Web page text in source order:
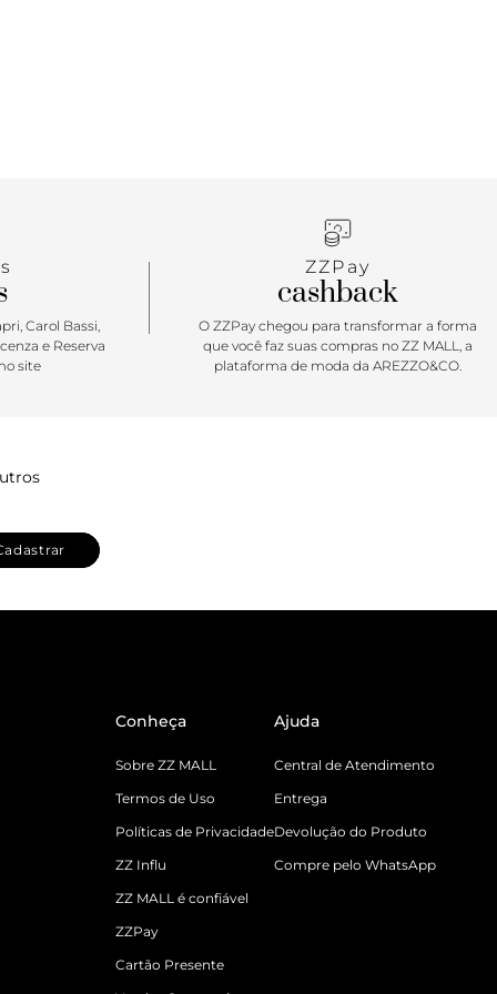
Carol Bassi,
e Reserva
site
ZZPay
cashback
O ZZPay chegou para transformar a forma
que você faz suas compras no ZZ MALL, a
plataforma de moda da AREZZO&CO.
Conheça
Sobre ZZ MALL
Termos de Uso
Políticas de Privacidade
ZZ Influ
ZZ MALL é confiável
ZZPay
Cartão Presente
Ajuda
Central de Atendimento
Entrega
Devolução do Produto
Compre pelo WhatsApp